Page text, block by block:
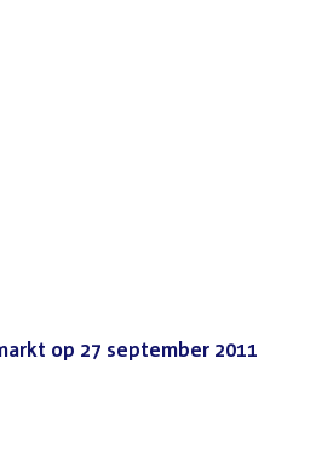
op 27 september 2011